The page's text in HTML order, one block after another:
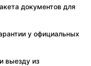
документов для
у официальных
выезду из